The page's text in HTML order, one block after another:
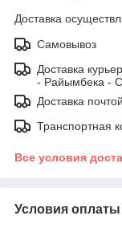
Доставка
Самовывоз
Доставка
- Райымбека -
Доставка
Транспортная
Все условия
Условия оплаты